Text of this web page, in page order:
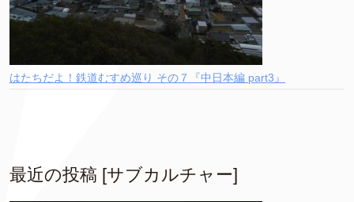
はたちだよ！鉄道むすめ巡り その７『中日本編 part3』
最近の投稿 [サブカルチャー]